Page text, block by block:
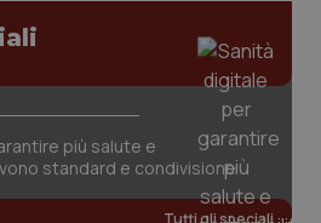
più salute e
standard e condivisione
Tutti gli speciali
www.quotidianosanita.it
2
www.quotidianosanita.it
2